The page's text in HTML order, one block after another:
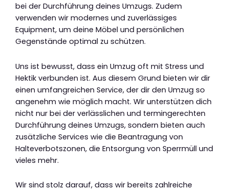
bei der Durchführung deines Umzugs. Zudem
verwenden wir modernes und zuverlässiges
Equipment, um deine Möbel und persönlichen
Gegenstände optimal zu schützen.
Uns ist bewusst, dass ein Umzug oft mit Stress und
Hektik verbunden ist. Aus diesem Grund bieten wir dir
einen umfangreichen Service, der dir den Umzug so
angenehm wie möglich macht. Wir unterstützen dich
nicht nur bei der verlässlichen und termingerechten
Durchführung deines Umzugs, sondern bieten auch
zusätzliche Services wie die Beantragung von
Halteverbotszonen, die Entsorgung von Sperrmüll und
vieles mehr.
Wir sind stolz darauf, dass wir bereits zahlreiche